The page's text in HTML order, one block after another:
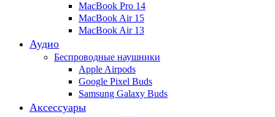
MacBook Pro 14
MacBook Air 15
MacBook Air 13
Аудио
Беспроводные наушники
Apple Airpods
Google Pixel Buds
Samsung Galaxy Buds
Аксессуары